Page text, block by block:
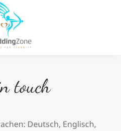
touch
Deutsch, Englisch,